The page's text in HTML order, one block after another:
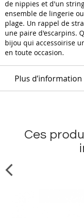
de nippies et d'un
ensemble de lingerie
plage. Un rappel de
une paire d'escarpins.
bijou qui accessoirise
en toute occasion.
Plus d’information
Ces